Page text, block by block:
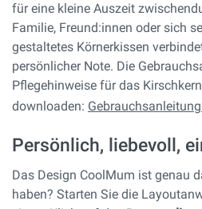
für eine kleine Auszeit
Familie, Freund:innen oder sich
gestaltetes Körnerkissen
persönlicher Note. Die
Pflegehinweise für das
downloaden:
Persönlich, liebevoll,
Das Design CoolMum ist genau
haben? Starten Sie die